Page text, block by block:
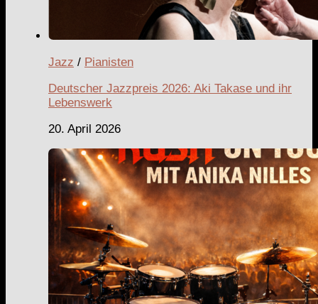
Jazz / Pianisten
Deutscher Jazzpreis 2026: Aki Takase und ihr
Lebenswerk
20. April 2026